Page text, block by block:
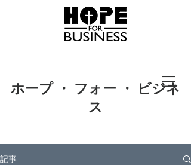
ホープ ・ フォー ・ ビジネ
ス
記事